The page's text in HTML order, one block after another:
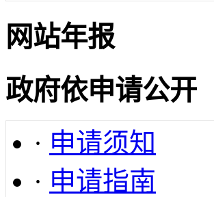
网站年报
政府依申请公开
· 申请须知
· 申请指南